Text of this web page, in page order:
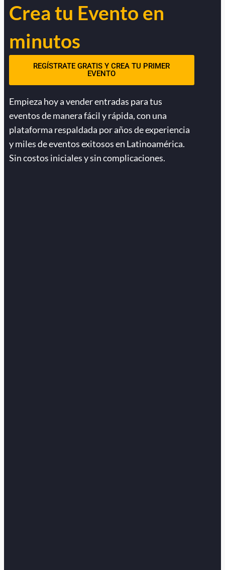
Crea tu Evento en
minutos
REGÍSTRATE GRATIS Y CREA TU PRIMER
EVENTO
Empieza hoy a vender entradas para tus
eventos de manera fácil y rápida, con una
plataforma respaldada por años de experiencia
y miles de eventos exitosos en Latinoamérica.
Sin costos iniciales y sin complicaciones.